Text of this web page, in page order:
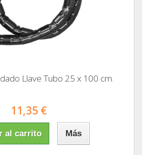
Llave Tubo 25 x 100 cm.
11,35 €
al carrito Más